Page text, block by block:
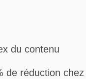
du contenu
de réduction